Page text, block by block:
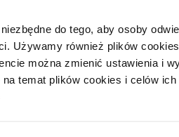
do tego, aby osoby
Używamy również plików
można zmienić ustawienia i
temat plików cookies i celów
działań marketingowych bez
może się trafi. W takim
na marketing jest wyrzucona w
nie muszą być bardzo